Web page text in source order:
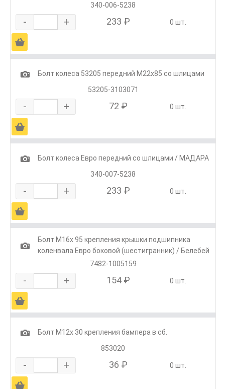
340-006-5238
- + 233 ₽ 0 шт.
Ä
1
Болт колеса 53205 передний М22х85 со шлицами
53205-3103071
- + 72 ₽ 0 шт.
Ä
1
Болт колеса Евро передний со шлицами / МАДАРА
340-007-5238
- + 233 ₽ 0 шт.
Ä
1
Болт М16х 95 крепления крышки подшипника
коленвала Евро боковой (шестигранник) / Белебей
7482-1005159
- + 154 ₽ 0 шт.
Ä
1
Болт М12х 30 крепления бампера в сб.
853020
- + 36 ₽ 0 шт.
Ä